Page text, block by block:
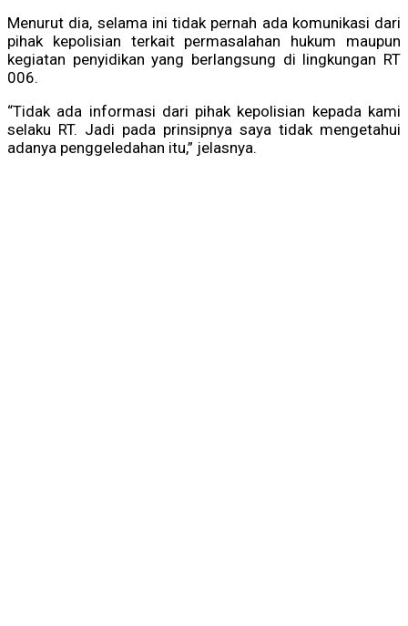
Menurut dia, selama ini tidak pernah ada komunikasi dari
pihak kepolisian terkait permasalahan hukum maupun
kegiatan penyidikan yang berlangsung di lingkungan RT
006.
“Tidak ada informasi dari pihak kepolisian kepada kami
selaku RT. Jadi pada prinsipnya saya tidak mengetahui
adanya penggeledahan itu,” jelasnya.